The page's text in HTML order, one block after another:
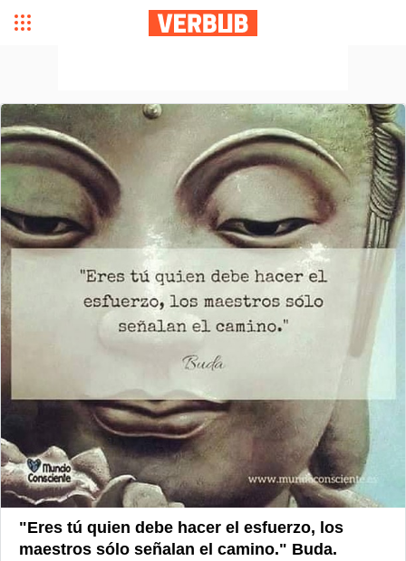
"Eres tú quien debe hacer el esfuerzo, los
maestros sólo señalan el camino." Buda.